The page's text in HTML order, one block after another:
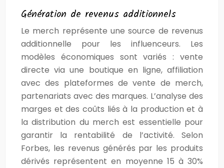
Génération de revenus additionnels
Le merch représente une source de revenus
additionnelle pour les influenceurs. Les
modèles économiques sont variés : vente
directe via une boutique en ligne, affiliation
avec des plateformes de vente de merch,
partenariats avec des marques. L’analyse des
marges et des coûts liés à la production et à
la distribution du merch est essentielle pour
garantir la rentabilité de l’activité. Selon
Forbes, les revenus générés par les produits
dérivés représentent en moyenne 15 à 30%